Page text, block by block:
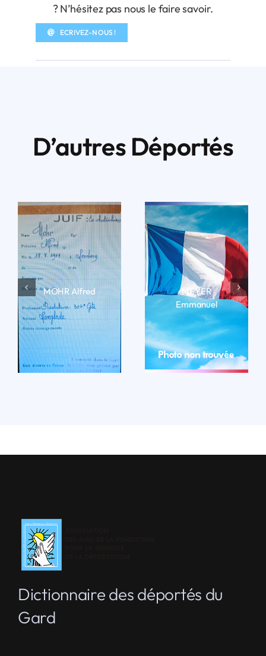
? N’hésitez pas nous le faire savoir.
ECRIVEZ-NOUS !
D’autres Déportés
MOHR Alfred
LIRE LA BIO
MEYER
Emmanuel
LIRE LA BIO
Dictionnaire des déportés du
Gard